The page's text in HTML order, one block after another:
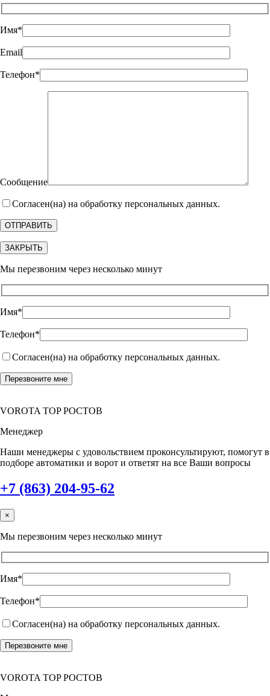
Имя*
Email
Телефон*
Сообщение
Согласен(на) на обработку персональных данных.
ЗАКРЫТЬ
Мы перезвоним через несколько минут
Имя*
Телефон*
Согласен(на) на обработку персональных данных.
VOROTA TOP РОСТОВ
Менеджер
Наши менеджеры с удовольствием проконсультируют, помогут в
подборе автоматики и ворот и ответят на все Ваши вопросы
+7 (863) 204-95-62
×
Мы перезвоним через несколько минут
Имя*
Телефон*
Согласен(на) на обработку персональных данных.
VOROTA TOP РОСТОВ